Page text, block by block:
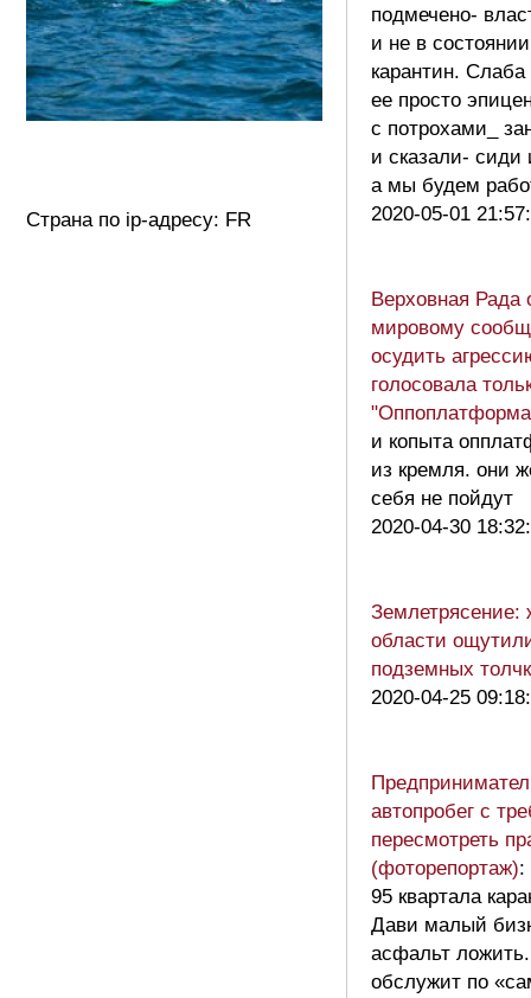
Страна по ip-адресу: FR
подмечено-
и не в
карантин.
ее просто
с потрохами_
и сказали- сиди
а мы будем
2020-05-01
Верховная Рада
мировому
осудить
голосовала
и копыта
из кремля. они
себя не пойдут
2020-04-30
Землетрясение:
области
подземных
2020-04-25
автопробег с
пересмотреть
(фоторепортаж):
95 квартала
Дави малый
асфальт
обслужит по